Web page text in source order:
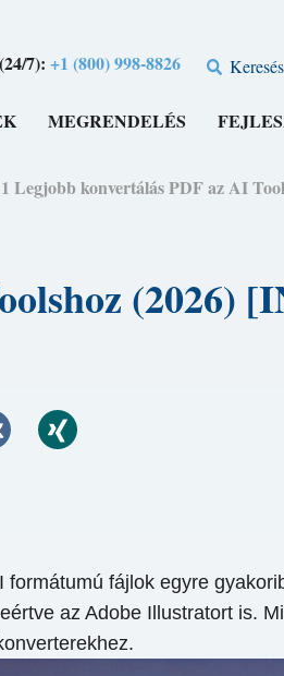
7):+1 (800) 998-8826 Keresés
MEGRENDELÉS
Legjobb konvertálás PDF az AI
(2026)
fájlok egyre
az Adobe Illustratort is.